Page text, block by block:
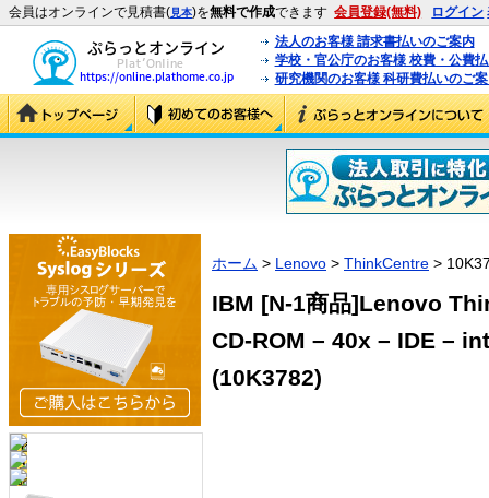
会員はオンラインで見積書(見本)を無料で作成できます 会員登録(無料) ログイン
法人のお客様 請求書払いのご案内
学校・官公庁のお客様 校費・公費
研究機関のお客様 科研費払いのご
ホーム > Lenovo > ThinkCentre >
IBM [N-1商品]Lenovo
CD-ROM – 40x – IDE –
(10K3782)